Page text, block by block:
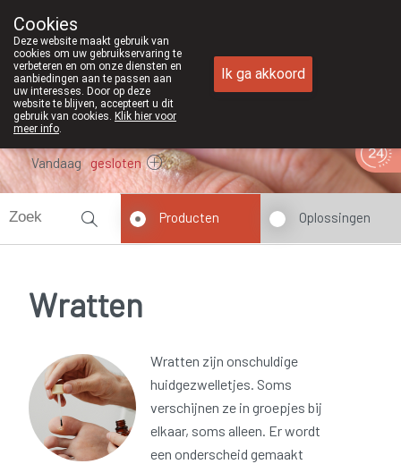
089/382429
Vandaag gesloten
Producten Oplossingen
Wratten
Wratten zijn onschuldige
huidgezwelletjes. Soms
verschijnen ze in groepjes bij
elkaar, soms alleen. Er wordt
een onderscheid gemaakt
Cookies
Deze website maakt gebruik van
cookies om uw gebruikservaring te
verbeteren en om onze diensten en
aanbiedingen aan te passen aan
uw interesses. Door op deze
website te blijven, accepteert u dit
gebruik van cookies. Klik hier voor
meer info.
Ik ga akkoord